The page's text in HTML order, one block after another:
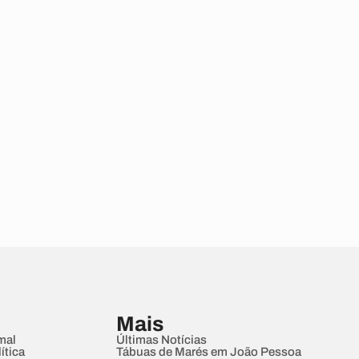
Mais
Últimas Notícias
Tábuas de Marés em João Pessoa